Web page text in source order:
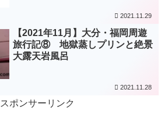
2021.11.29
【2021年11月】大分・福岡周遊
旅行記⑧ 地獄蒸しプリンと絶景
大露天岩風呂
2021.11.28
スポンサーリンク